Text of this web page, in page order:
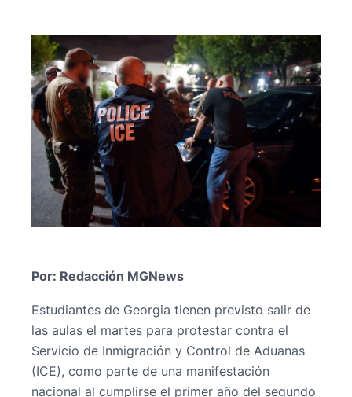
Por: Redacción MGNews
Estudiantes de Georgia tienen previsto salir de
las aulas el martes para protestar contra el
Servicio de Inmigración y Control de Aduanas
(ICE), como parte de una manifestación
nacional al cumplirse el primer año del segundo